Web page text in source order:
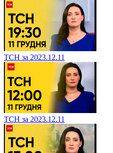
ТСН за 2023.12.11
ТСН за 2023.12.11